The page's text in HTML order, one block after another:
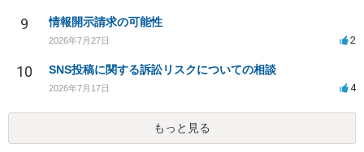
9 情報開示請求の可能性
2026年7月27日 2
10 SNS投稿に関する訴訟リスクについての相談
2026年7月17日 4
もっと見る